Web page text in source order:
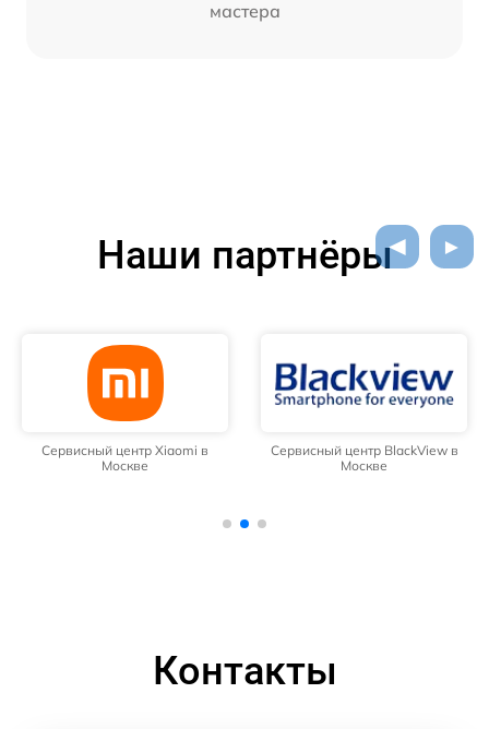
мастера
Наши партнёры
Сервисный центр Xiaomi в
Москве
Сервисный центр BlackView в
Москве
Контакты